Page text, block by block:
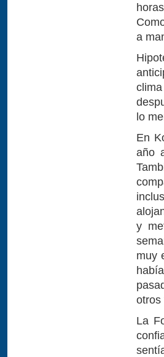
a
lo
En
año
y
muy
otros
La